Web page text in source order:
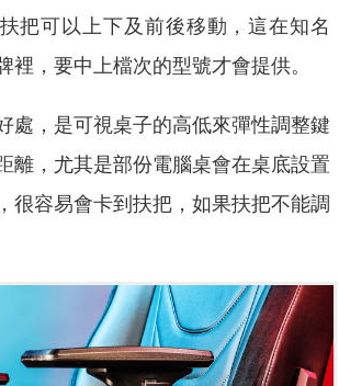
把可以上下及前後移動，這在知名
裡，要中上檔次的型號才會提供。
處，是可視桌子的高低來彈性調整鍵
離，尤其是部份電腦桌會在桌底設置
很容易會卡到扶把，如果扶把不能調